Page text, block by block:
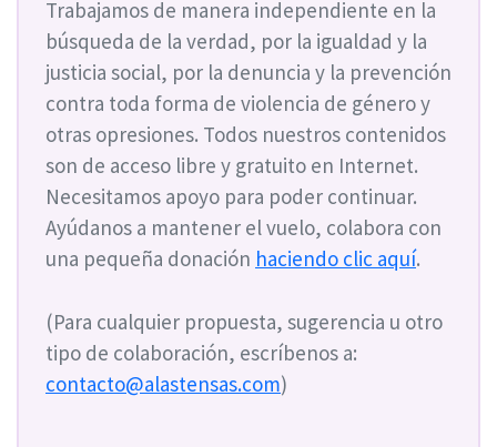
Trabajamos de manera independiente en la
búsqueda de la verdad, por la igualdad y la
justicia social, por la denuncia y la prevención
contra toda forma de violencia de género y
otras opresiones. Todos nuestros contenidos
son de acceso libre y gratuito en Internet.
Necesitamos apoyo para poder continuar.
Ayúdanos a mantener el vuelo, colabora con
una pequeña donación haciendo clic aquí.
(Para cualquier propuesta, sugerencia u otro
tipo de colaboración, escríbenos a:
contacto@alastensas.com)